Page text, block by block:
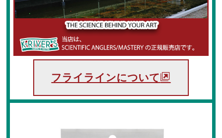
フライマテリアル
マテリアル
マテリアル（コンプリート）
フライラインについて